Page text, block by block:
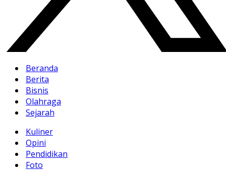
Beranda
Berita
Bisnis
Olahraga
Sejarah
Kuliner
Opini
Pendidikan
Foto